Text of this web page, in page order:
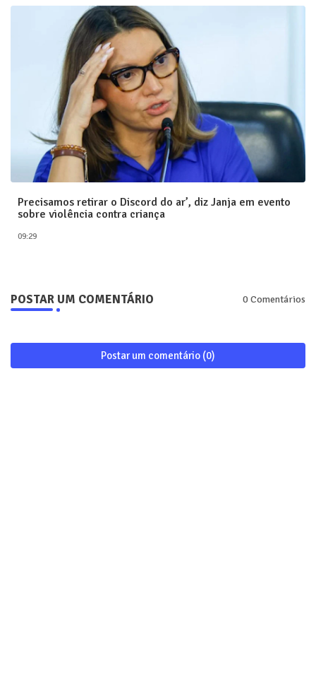
Precisamos retirar o Discord do ar’, diz Janja em evento
sobre violência contra criança
09:29
POSTAR UM COMENTÁRIO 0 Comentários
Postar um comentário (0)